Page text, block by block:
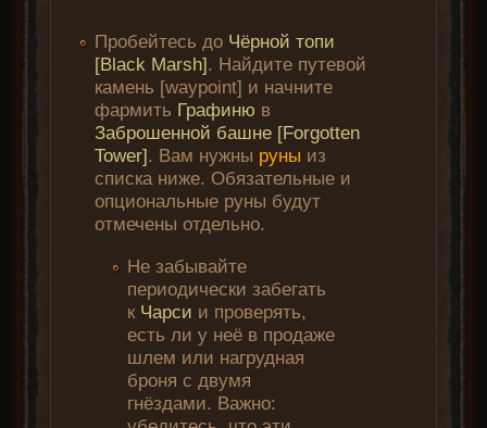
Пробейтесь до Чёрной топи
[Black Marsh]. Найдите путевой
камень [waypoint] и начните
фармить Графиню в
Заброшенной башне [Forgotten
Tower]. Вам нужны руны из
списка ниже. Обязательные и
опциональные руны будут
отмечены отдельно.
Не забывайте
периодически забегать
к Чарси и проверять,
есть ли у неё в продаже
шлем или нагрудная
броня с двумя
гнёздами. Важно: